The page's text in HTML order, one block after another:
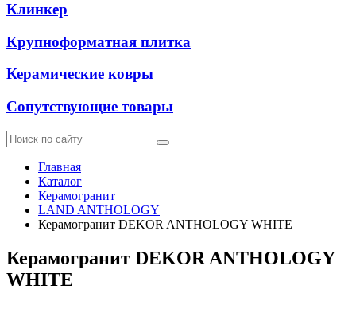
Клинкер
Крупноформатная плитка
Керамические ковры
Сопутствующие товары
Главная
Каталог
Керамогранит
LAND ANTHOLOGY
Керамогранит DEKOR ANTHOLOGY WHITE
Керамогранит DEKOR ANTHOLOGY
WHITE